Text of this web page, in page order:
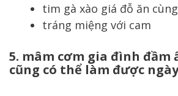
tim gà xào giá đỗ ăn
tráng miệng với cam
5. mâm cơm gia đình đầm
cũng có thể làm được